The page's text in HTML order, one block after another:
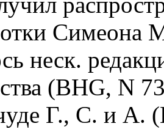
Симеона
неск.
(BHG, N
Г., С. и А.